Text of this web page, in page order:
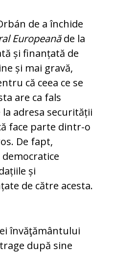
de a închide
Europeanăde la
și finanțată de
și mai gravă,
că ceea ce se
are ca fals
adre­sa securității
face parte dintr-o
De fapt,
și
de către acesta.
în­vă­ţământului
după sine